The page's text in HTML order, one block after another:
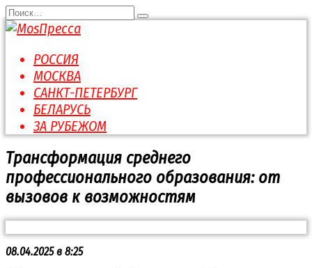
Перейти
к
содержанию
Search
for:
РОССИЯ
МОСКВА
САНКТ-ПЕТЕРБУРГ
БЕЛАРУСЬ
ЗА РУБЕЖОМ
Трансформация среднего
профессионального образования: от
вызовов к возможностям
08.04.2025 в 8:25